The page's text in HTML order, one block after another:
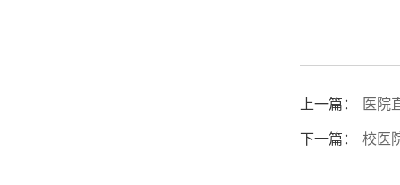
上一篇： 医院
下一篇： 校医